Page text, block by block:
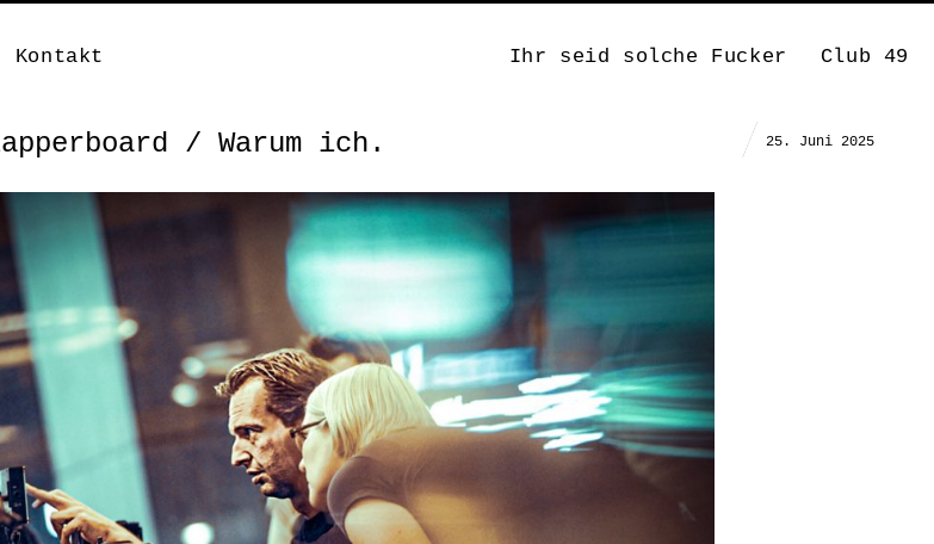
Kontakt Ihr seid solche Fucker Club 49
/ Warum ich. 25. Juni 2025